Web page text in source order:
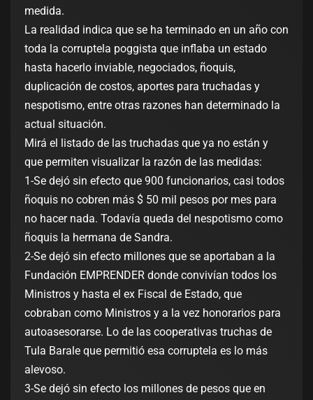
medida.
La realidad indica que se ha terminado en un año con
toda la corruptela poggista que inflaba un estado
hasta hacerlo inviable, negociados, ñoquis,
duplicación de costos, aportes para truchadas y
nespotismo, entre otras razones han determinado la
actual situación.
Mirá el listado de las truchadas que ya no están y
que permiten visualizar la razón de las medidas:
1-Se dejó sin efecto que 900 funcionarios, casi todos
ñoquis no cobren más $ 50 mil pesos por mes para
no hacer nada. Todavía queda del nespotismo como
ñoquis la hermana de Sandra.
2-Se dejó sin efecto millones que se aportaban a la
Fundación EMPRENDER donde convivían todos los
Ministros y hasta el ex Fiscal de Estado, que
cobraban como Ministros y a la vez honorarios para
autoasesorarse. Lo de las cooperativas truchas de
Tula Barale que permitió esa corruptela es lo más
alevoso.
3-Se dejó sin efecto los millones de pesos que en